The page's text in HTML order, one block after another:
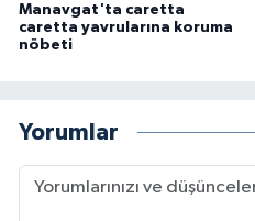
Manavgat'ta caretta
caretta yavrularına koruma
nöbeti
Yorumlar